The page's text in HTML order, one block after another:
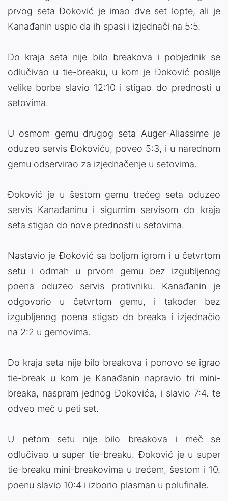
prvog seta Đoković je imao dve set lopte, ali je
Kanađanin uspio da ih spasi i izjednači na 5:5.
Do kraja seta nije bilo breakova i pobjednik se
odlučivao u tie-breaku, u kom je Đoković poslije
velike borbe slavio 12:10 i stigao do prednosti u
setovima.
U osmom gemu drugog seta Auger-Aliassime je
oduzeo servis Đokoviću, poveo 5:3, i u narednom
gemu odservirao za izjednačenje u setovima.
Đoković je u šestom gemu trećeg seta oduzeo
servis Kanađaninu i sigurnim servisom do kraja
seta stigao do nove prednosti u setovima.
Nastavio je Đoković sa boljom igrom i u četvrtom
setu i odmah u prvom gemu bez izgubljenog
poena oduzeo servis protivniku. Kanađanin je
odgovorio u četvrtom gemu, i također bez
izgubljenog poena stigao do breaka i izjednačio
na 2:2 u gemovima.
Do kraja seta nije bilo breakova i ponovo se igrao
tie-break u kom je Kanađanin napravio tri mini-
breaka, naspram jednog Đokovića, i slavio 7:4. te
odveo meč u peti set.
U petom setu nije bilo breakova i meč se
odlučivao u super tie-breaku. Đoković je u super
tie-breaku mini-breakovima u trećem, šestom i 10.
poenu slavio 10:4 i izborio plasman u polufinale.